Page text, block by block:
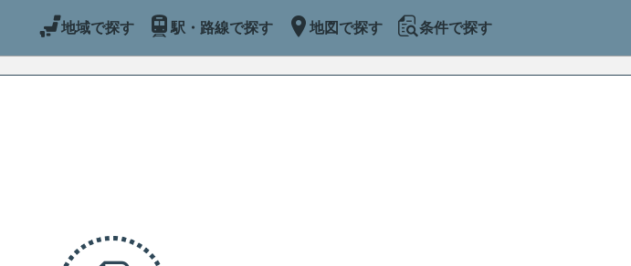
地域で探す 駅・路線で探す 地図で探す 条件で探す